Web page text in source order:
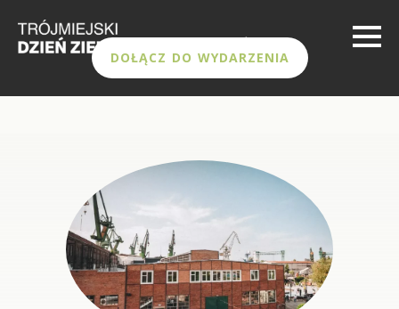
DOŁĄCZ DO WYDARZENIA